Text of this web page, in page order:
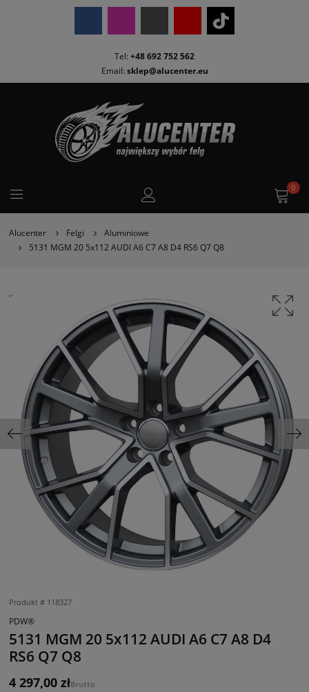
Tel: +48 692 752 562
Email: sklep@alucenter.eu
0
Alucenter Felgi
Aluminiowe
5131 MGM 20 5x112 AUDI A6 C7 A8 D4 RS6 Q7 Q8
Produkt # 118327
PDW®
5131 MGM 20 5x112 AUDI A6 C7 A8 D4
RS6 Q7 Q8
4 297,00 złBrutto